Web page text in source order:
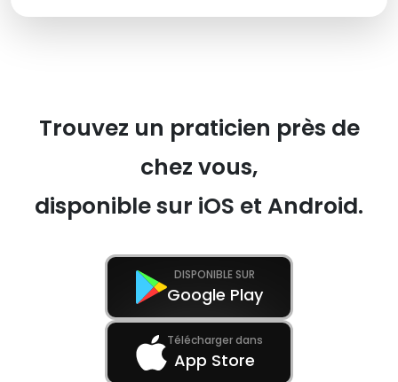
Trouvez un praticien près de
chez vous,
disponible sur iOS et Android.
DISPONIBLE SUR
Google Play
Télécharger dans
App Store